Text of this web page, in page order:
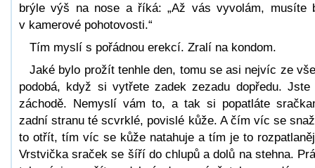
brýle výš na nose a říká: „Až vás vyvolám, musíte
v kamerové pohotovosti.“
Tím myslí s pořádnou erekcí. Zralí na kondom.
Jaké bylo prožít tenhle den, tomu se asi nejvíc ze
podobá, když si vytřete zadek zezadu dopředu. Jste
záchodě. Nemyslí vám to, a tak si popatláte
zadní stranu té scvrklé, povislé kůže. A čím víc se
to otřít, tím víc se kůže natahuje a tím je to
Vrstvička sraček se šíří do chlupů a dolů na stehna.